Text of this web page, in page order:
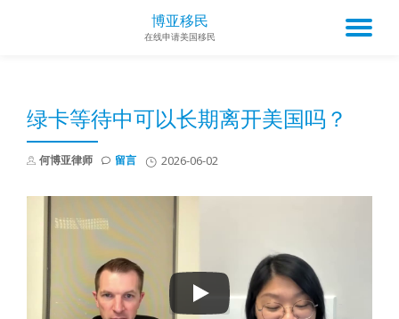
博亚移民
在线申请美国移民
绿卡等待中可以长期离开美国吗？
何博亚律师 2026-06-02
留言